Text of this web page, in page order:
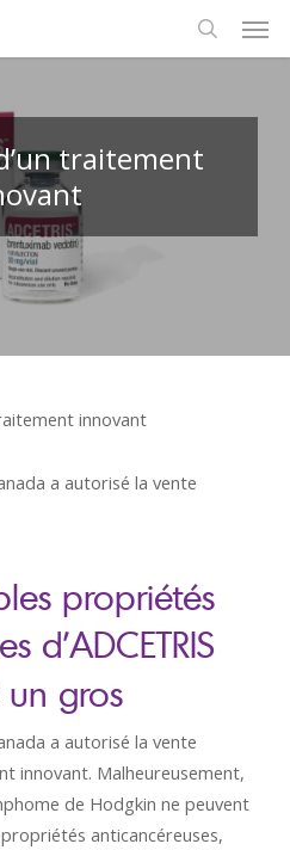
search
traitement
innovant
a autorisé la vente
propriétés
d’ADCETRIS
gros
a autorisé la vente
innovant. Malheureusement,
de Hodgkin ne peuvent
anticancéreuses,